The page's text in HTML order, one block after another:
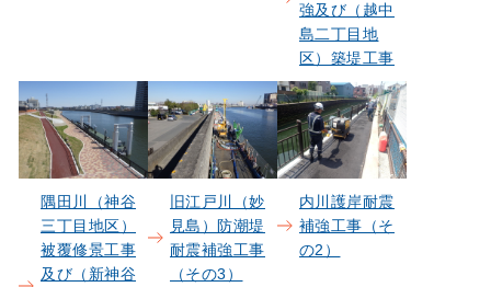
強及び（越中
島二丁目地
区）築堤工事
隅田川（神谷
三丁目地区）
被覆修景工事
及び（新神谷
旧江戸川（妙
見島）防潮堤
耐震補強工事
（その3）
内川護岸耐震
補強工事（そ
の2）